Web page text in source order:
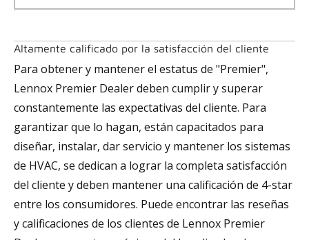
Altamente calificado por la satisfacción del cliente
Para obtener y mantener el estatus de "Premier",
Lennox Premier Dealer deben cumplir y superar
constantemente las expectativas del cliente. Para
garantizar que lo hagan, están capacitados para
diseñar, instalar, dar servicio y mantener los sistemas
de HVAC, se dedican a lograr la completa satisfacción
del cliente y deben mantener una calificación de 4-star
entre los consumidores. Puede encontrar las reseñas
y calificaciones de los clientes de Lennox Premier